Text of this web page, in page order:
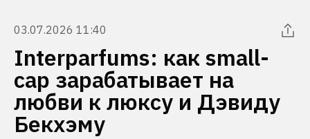
03.07.2026 11:40
Interparfums: как small-
cap зарабатывает на
любви к люксу и Дэвиду
Бекхэму